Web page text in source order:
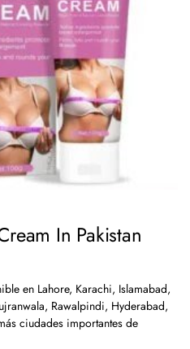
In Pakistan
en Lahore, Karachi, Islamabad,
Rawalpindi, Hyderabad,
ciudades importantes de